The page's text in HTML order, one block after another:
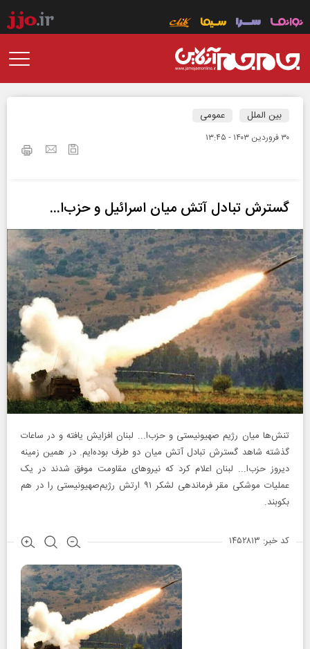
بین الملل عمومی
۳۰ فروردين ۱۴۰۳ - ۱۳:۴۵
گسترش تبادل آتش میان اسرائیل و حزب‌ا...
تنش‌ها میان رژیم صهیونیستی و حزب‌ا... لبنان افزایش یافته و در ساعات
گذشته شاهد گسترش تبادل آتش میان دو طرف بوده‌ایم. در همین زمینه
دیروز حزب‌ا... لبنان اعلام کرد که نیروهای مقاومت موفق شدند در یک
عملیات موشکی مقر فرماندهی لشکر ۹۱ ارتش رژیم‌صهیونیستی را در هم
بکوبند.
کد خبر: ۱۴۵۲۸۱۳